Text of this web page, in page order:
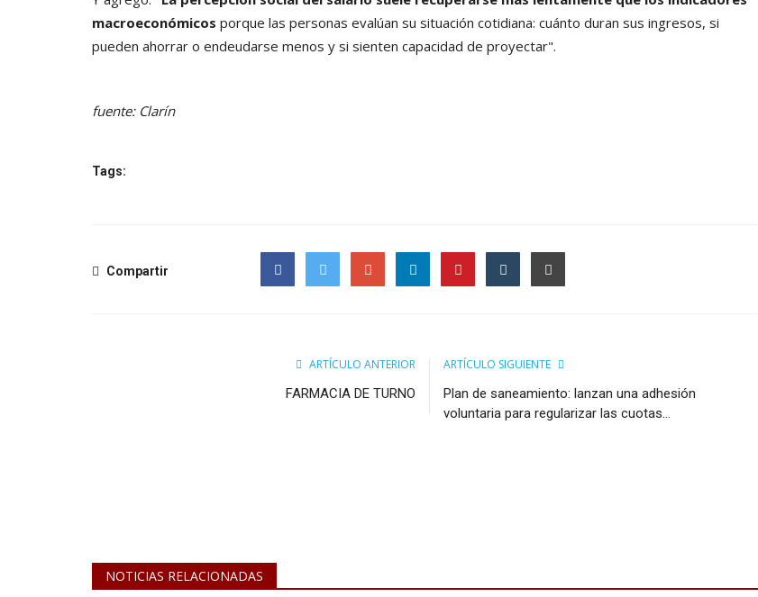
macroeconómicos porque las personas evalúan su situación cotidiana: cuánto duran sus ingresos, si
pueden ahorrar o endeudarse menos y si sienten capacidad de proyectar".
fuente: Clarín
Tags:
Compartir
ARTÍCULO ANTERIOR
FARMACIA DE TURNO
ARTÍCULO SIGUIENTE
Plan de saneamiento: lanzan una adhesión
voluntaria para regularizar las cuotas...
NOTICIAS RELACIONADAS